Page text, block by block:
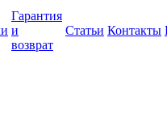
Гарантия
и
возврат
Статьи Контакты